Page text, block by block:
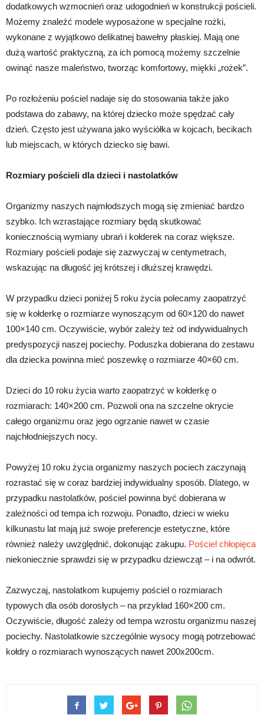
dodatkowych wzmocnień oraz udogodnień w konstrukcji pościeli.
Możemy znaleźć modele wyposażone w specjalne rożki,
wykonane z wyjątkowo delikatnej bawełny płaskiej. Mają one
dużą wartość praktyczną, za ich pomocą możemy szczelnie
owinąć nasze maleństwo, tworząc komfortowy, miękki „rożek”.
Po rozłożeniu pościel nadaje się do stosowania także jako
podstawa do zabawy, na której dziecko może spędzać cały
dzień. Często jest używana jako wyściółka w kojcach, becikach
lub miejscach, w których dziecko się bawi.
Rozmiary pościeli dla dzieci i nastolatków
Organizmy naszych najmłodszych mogą się zmieniać bardzo
szybko. Ich wzrastające rozmiary będą skutkować
koniecznością wymiany ubrań i kołderek na coraz większe.
Rozmiary pościeli podaje się zazwyczaj w centymetrach,
wskazując na długość jej krótszej i dłuższej krawędzi.
W przypadku dzieci poniżej 5 roku życia polecamy zaopatrzyć
się w kołderkę o rozmiarze wynoszącym od 60×120 do nawet
100×140 cm. Oczywiście, wybór zależy też od indywidualnych
predyspozycji naszej pociechy. Poduszka dobierana do zestawu
dla dziecka powinna mieć poszewkę o rozmiarze 40×60 cm.
Dzieci do 10 roku życia warto zaopatrzyć w kołderkę o
rozmiarach: 140×200 cm. Pozwoli ona na szczelne okrycie
całego organizmu oraz jego ogrzanie nawet w czasie
najchłodniejszych nocy.
Powyżej 10 roku życia organizmy naszych pociech zaczynają
rozrastać się w coraz bardziej indywidualny sposób. Dlatego, w
przypadku nastolatków, pościel powinna być dobierana w
zależności od tempa ich rozwoju. Ponadto, dzieci w wieku
kilkunastu lat mają już swoje preferencje estetyczne, które
również należy uwzględnić, dokonując zakupu. Pościel chłopięca
niekoniecznie sprawdzi się w przypadku dziewcząt – i na odwrót.
Zazwyczaj, nastolatkom kupujemy pościel o rozmiarach
typowych dla osób dorosłych – na przykład 160×200 cm.
Oczywiście, długość zależy od tempa wzrostu organizmu naszej
pociechy. Nastolatkowie szczególnie wysocy mogą potrzebować
kołdry o rozmiarach wynoszących nawet 200x200cm.